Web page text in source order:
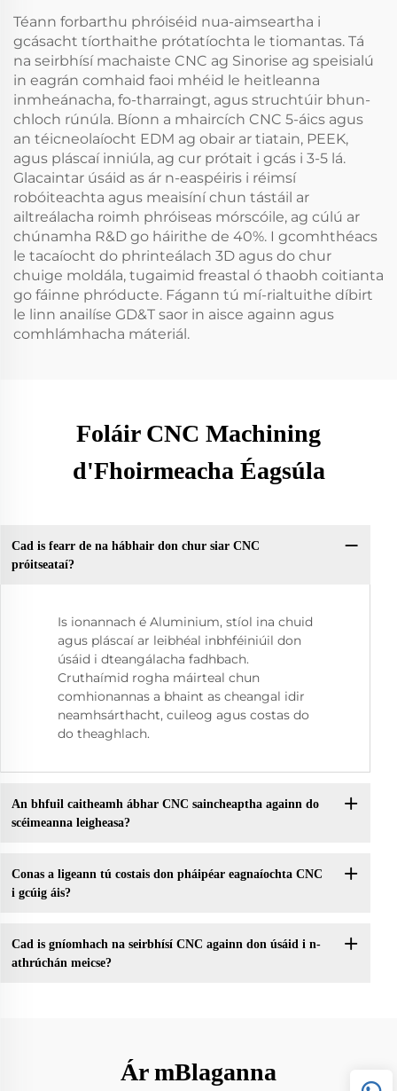
Téann forbarthu phróiséid nua-aimseartha i
gcásacht tíorthaithe prótatíochta le tiomantas. Tá
na seirbhísí machaiste CNC ag Sinorise ag speisialú
in eagrán comhaid faoi mhéid le heitleanna
inmheánacha, fo-tharraingt, agus struchtúir bhun-
chloch rúnúla. Bíonn a mhaircích CNC 5-áics agus
an téicneolaíocht EDM ag obair ar tiatain, PEEK,
agus pláscaí inniúla, ag cur prótait i gcás i 3-5 lá.
Glacaintar úsáid as ár n-easpéiris i réimsí
robóiteachta agus meaisíní chun tástáil ar
ailtreálacha roimh phróiseas mórscóile, ag cúlú ar
chúnamha R&D go háirithe de 40%. I gcomhthéacs
le tacaíocht do phrinteálach 3D agus do chur
chuige moldála, tugaimid freastal ó thaobh coitianta
go fáinne phróducte. Fágann tú mí-rialtuithe díbirt
le linn anailíse GD&T saor in aisce againn agus
comhlámhacha máteriál.
Foláir CNC Machining
d'Fhoirmeacha Éagsúla
Cad is fearr de na hábhair don chur siar CNC
próitseataí?
Is ionannach é Aluminium, stíol ina chuid
agus pláscaí ar leibhéal inbhféiniúil don
úsáid i dteangálacha fadhbach.
Cruthaímid rogha máirteal chun
comhionannas a bhaint as cheangal idir
neamhsárthacht, cuileog agus costas do
do theaghlach.
An bhfuil caitheamh ábhar CNC saincheaptha againn do
scéimeanna leigheasa?
Conas a ligeann tú costais don pháipéar eagnaíochta CNC
i gcúig áis?
Cad is gníomhach na seirbhísí CNC againn don úsáid i n-
athrúchán meicse?
Ár mBlaganna